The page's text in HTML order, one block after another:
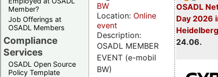
Member?
Job Offerings at
OSADL Members
Compliance
Services
OSADL Open Source
Policy Template
OSADL
Day 2026
24.06.
BW
Location: Online
event
Description:
OSADL MEMBER
EVENT (e-mobil
BW)